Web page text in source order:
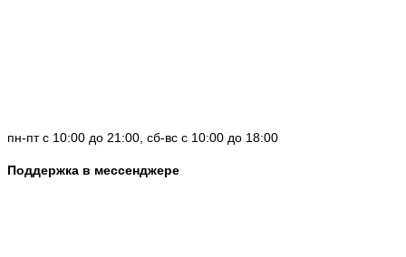
пн-пт с 10:00 до 21:00, сб-вс с 10:00 до 18:00
Поддержка в мессенджере